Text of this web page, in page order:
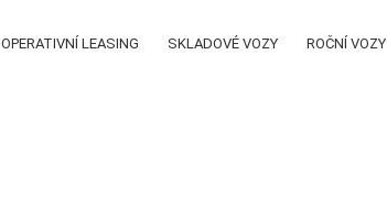
OPERATIVNÍ LEASING SKLADOVÉ VOZY ROČNÍ VOZY